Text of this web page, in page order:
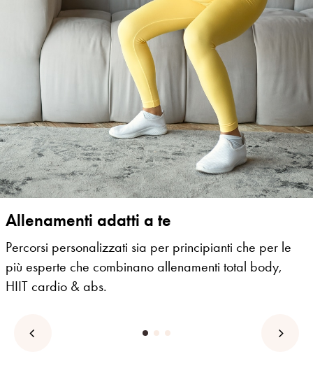
Allenamenti adatti a te
Percorsi personalizzati sia per principianti che per le
più esperte che combinano allenamenti total body,
HIIT cardio & abs.